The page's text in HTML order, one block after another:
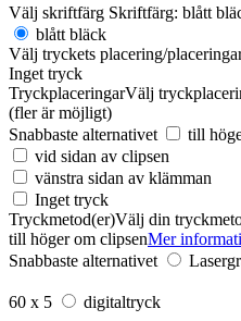
Välj skriftfärg Skriftfärg: blått
blått bläck
Välj tryckets placering/
Inget tryck
TryckplaceringarVälj
(fler är möjligt)
Snabbaste alternativet
till
vid sidan av clipsen
vänstra sidan av klämman
Inget tryck
Tryckmetod(er)Välj din
till höger om clipsenMer
Snabbaste alternativet
60 x 5 digitaltryck